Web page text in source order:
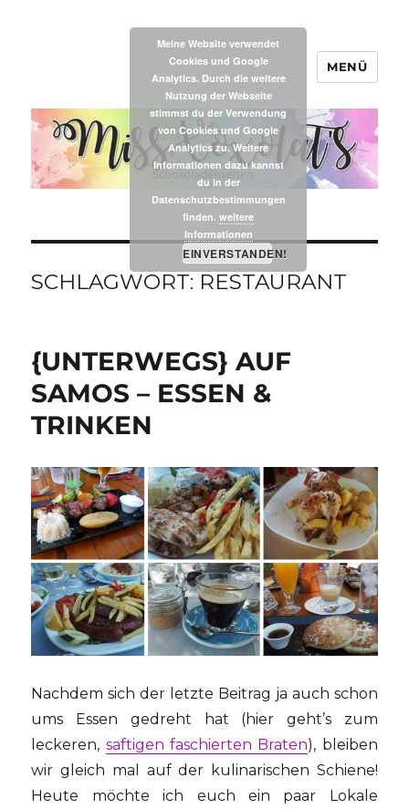
MissXoxolat's
MENÜ
SCHLAGWORT: RESTAURANT
{UNTERWEGS} AUF
SAMOS – ESSEN &
TRINKEN
Nachdem sich der letzte Beitrag ja auch schon
ums Essen gedreht hat (hier geht’s zum
leckeren, saftigen faschierten Braten), bleiben
wir gleich mal auf der kulinarischen Schiene!
Heute möchte ich euch ein paar Lokale
Meine Website verwendet
Cookies und Google
Analytics. Durch die weitere
Nutzung der Webseite
stimmst du der Verwendung
von Cookies und Google
Analytics zu. Weitere
Informationen dazu kannst
du in der
Datenschutzbestimmungen
finden. weitere
Informationen
EINVERSTANDEN!